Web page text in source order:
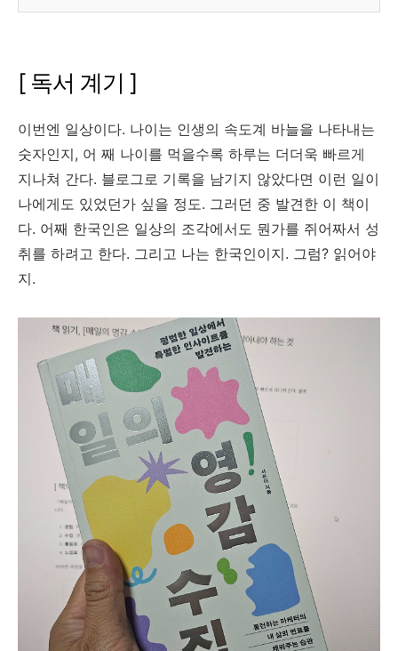
[ 독서 계기 ]
이번엔 일상이다. 나이는 인생의 속도계 바늘을 나타내는
숫자인지, 어 째 나이를 먹을수록 하루는 더더욱 빠르게
지나쳐 간다. 블로그로 기록을 남기지 않았다면 이런 일이
나에게도 있었던가 싶을 정도. 그러던 중 발견한 이 책이
다. 어째 한국인은 일상의 조각에서도 뭔가를 쥐어짜서 성
취를 하려고 한다. 그리고 나는 한국인이지. 그럼? 읽어야
지.